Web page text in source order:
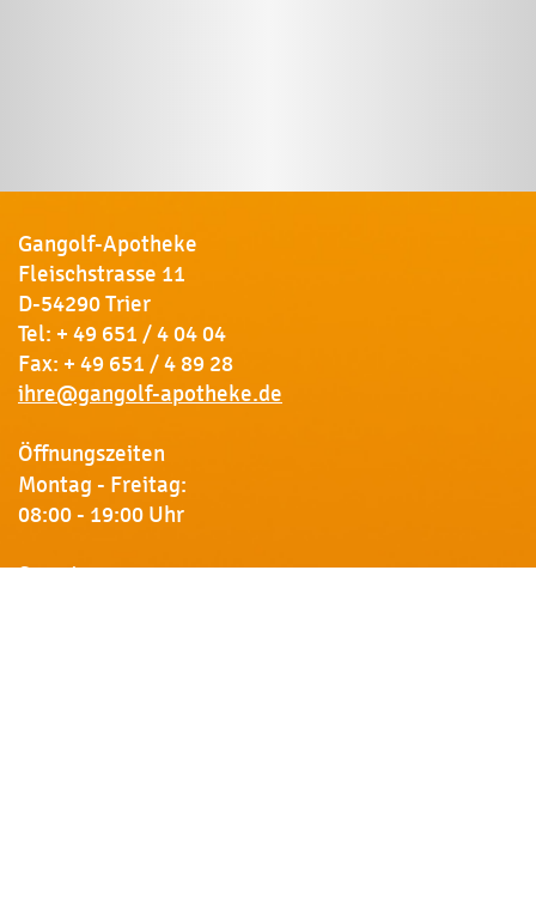
Gangolf-Apotheke
Fleischstrasse 11
D-54290 Trier
Tel: + 49 651 / 4 04 04
Fax: + 49 651 / 4 89 28
ihre@gangolf-apotheke.de
Öffnungszeiten
Montag - Freitag:
08:00 - 19:00 Uhr
Samstag: